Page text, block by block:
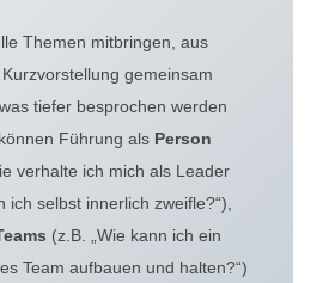
Themen mitbringen, aus
gemeinsam
tiefer besprochen werden
Führung als Person
verhalte ich mich als Leader
ich selbst innerlich zweifle?“),
(z.B. „Wie kann ich ein
Team aufbauen und halten?“)